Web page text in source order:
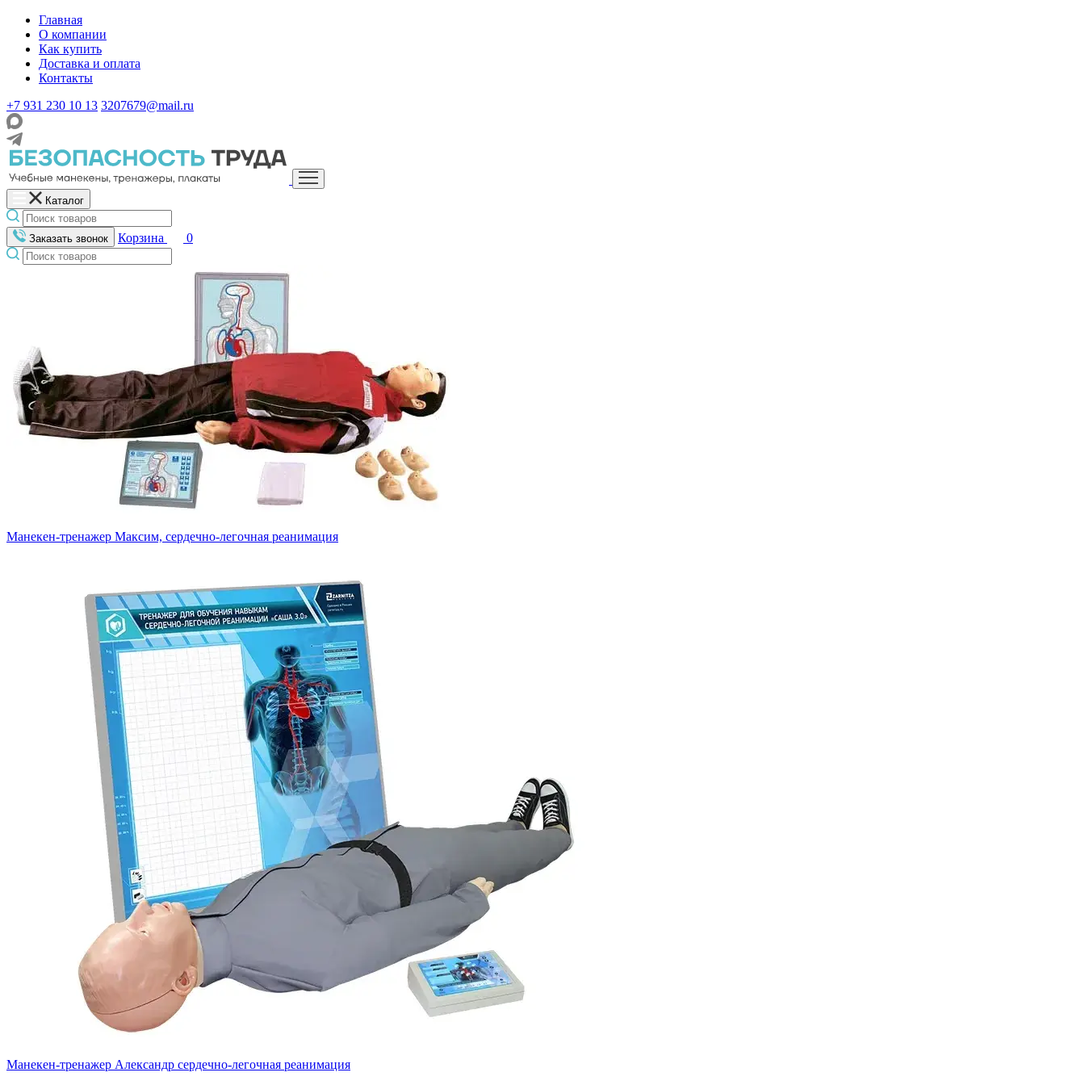
Главная
О компании
Как купить
Доставка и оплата
Контакты
+7 931 230 10 13 3207679@mail.ru
Каталог
Заказать звонок Корзина 0
Манекен-тренажер Максим, сердечно-легочная реанимация
Манекен-тренажер Александр сердечно-легочная реанимация